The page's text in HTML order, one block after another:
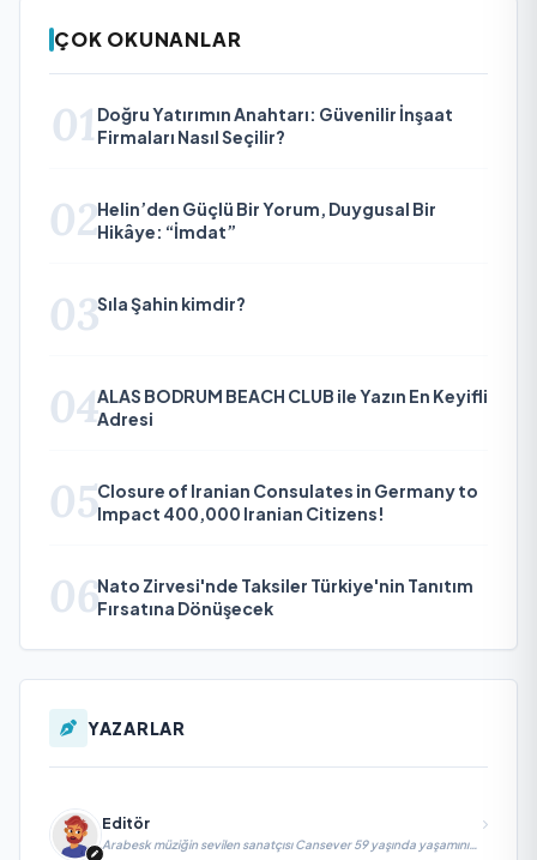
ÇOK OKUNANLAR
01 Doğru Yatırımın Anahtarı: Güvenilir İnşaat
Firmaları Nasıl Seçilir?
02Helin’den Güçlü Bir Yorum, Duygusal Bir
Hikâye: “İmdat”
03Sıla Şahin kimdir?
04ALAS BODRUM BEACH CLUB ile Yazın En Keyifli
Adresi
05Closure of Iranian Consulates in Germany to
Impact 400,000 Iranian Citizens!
06Nato Zirvesi'nde Taksiler Türkiye'nin Tanıtım
Fırsatına Dönüşecek
YAZARLAR
Editör
Arabesk müziğin sevilen sanatçısı Cansever 59 yaşında yaşamını